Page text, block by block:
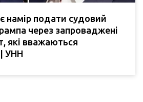
намір подати судовий
через запроваджені
які вважаються
УНН